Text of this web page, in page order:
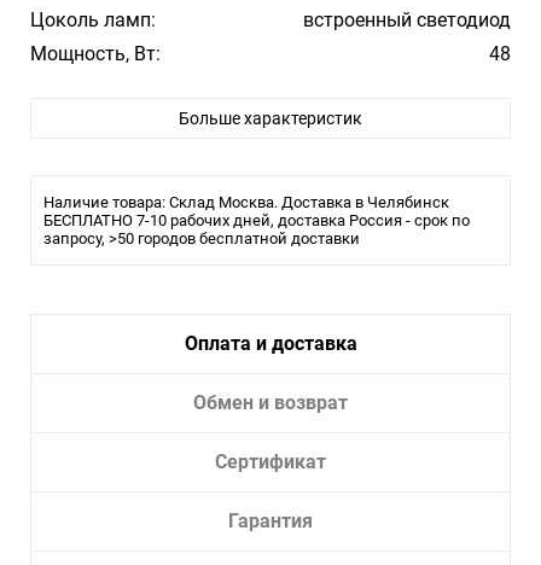
Цоколь ламп:
встроенный светодиод
Мощность, Вт:
48
Цвет плафона/абажура:
Влагозащита:
Количество ламп: 1
Цветовая температура: 3000K
Световой поток, Lm: 4 320Lm
Угол рассеивания, град.: 120°
Больше характеристик
Наличие товара: Склад Москва. Доставка в Челябинск
БЕСПЛАТНО 7-10 рабочих дней, доставка Россия - срок по
запросу, >50 городов бесплатной доставки
Оплата и доставка
Обмен и возврат
Сертификат
Гарантия